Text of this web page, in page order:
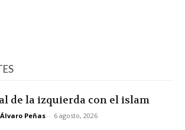
de la izquierda con el islam
Álvaro Peñas - 6 agosto, 2026